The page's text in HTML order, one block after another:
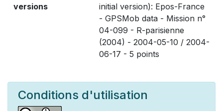
versions
initial version): Epos-France
- GPSMob data - Mission n°
04-099 - R-parisienne
(2004) - 2004-05-10 / 2004-
06-17 - 5 points
Conditions d'utilisation